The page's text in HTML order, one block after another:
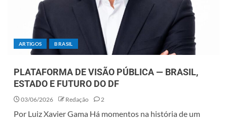
ARTIGOS BRASIL
PLATAFORMA DE VISÃO PÚBLICA — BRASIL,
ESTADO E FUTURO DO DF
03/06/2026 Redação 2
Por Luiz Xavier Gama Há momentos na história de um